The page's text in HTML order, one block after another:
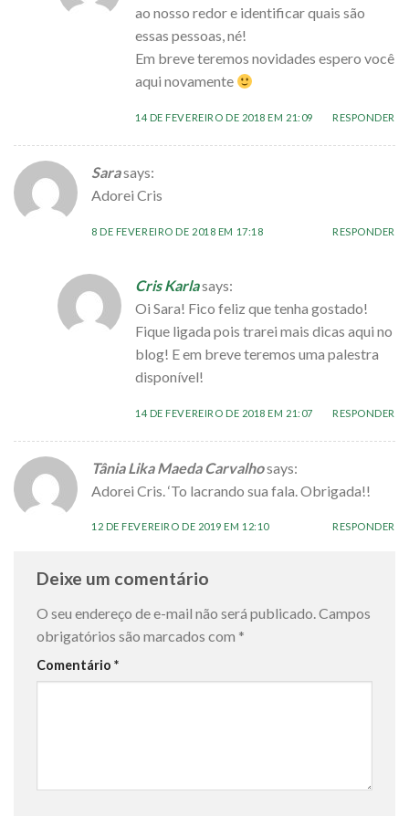
ao nosso redor e identificar quais são
essas pessoas, né!
Em breve teremos novidades espero você
aqui novamente
14 DE FEVEREIRO DE 2018 EM 21:09 RESPONDER
Sarasays:
Adorei Cris
8 DE FEVEREIRO DE 2018 EM 17:18 RESPONDER
Cris Karlasays:
Oi Sara! Fico feliz que tenha gostado!
Fique ligada pois trarei mais dicas aqui no
blog! E em breve teremos uma palestra
disponível!
14 DE FEVEREIRO DE 2018 EM 21:07 RESPONDER
Tânia Lika Maeda Carvalhosays:
Adorei Cris. ‘To lacrando sua fala. Obrigada!!
12 DE FEVEREIRO DE 2019 EM 12:10 RESPONDER
Deixe um comentário
O seu endereço de e-mail não será publicado.Campos
obrigatórios são marcados com *
Comentário *